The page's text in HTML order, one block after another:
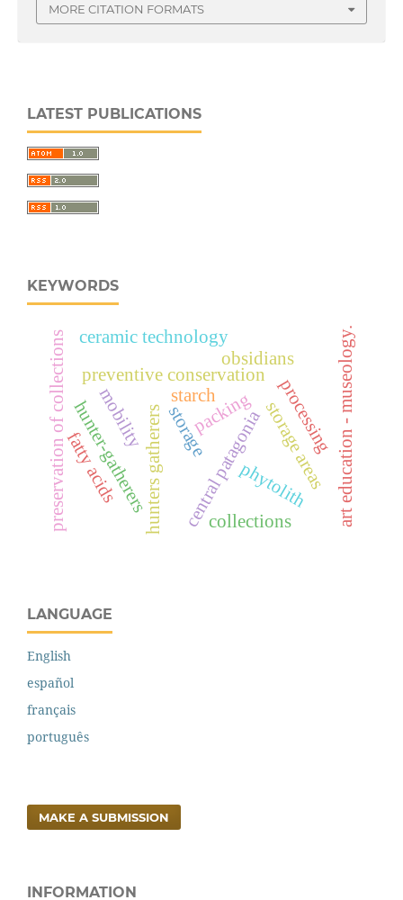
MORE CITATION FORMATS
LATEST PUBLICATIONS
KEYWORDS
preventive conservation
storage areas
packing
storage
preservation of collections art education - museology.
central patagonia
obsidians
hunters gatherers
mobility
ceramic technology
processing
hunter-gatherers
fatty acids phytolith
starch
collections
LANGUAGE
English
español
français
português
MAKE A SUBMISSION
INFORMATION